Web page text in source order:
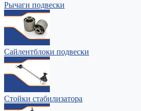
Рычаги подвески
Сайлентблоки подвески
Стойки стабилизатора